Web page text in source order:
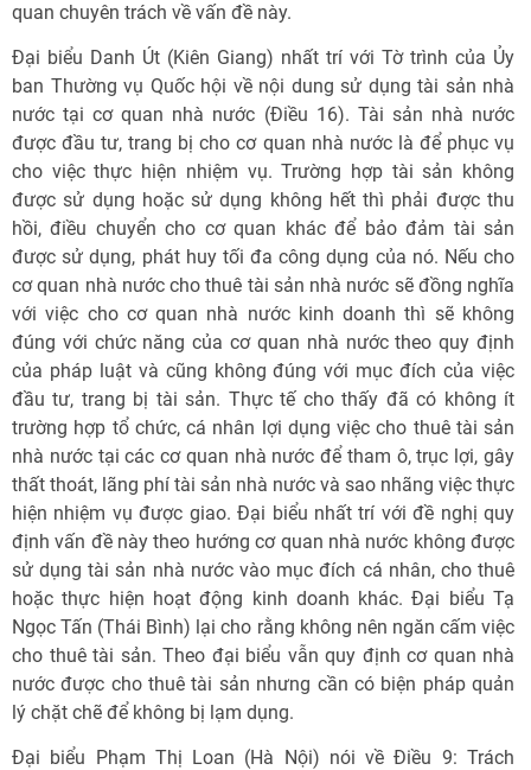
quan chuyên trách về vấn đề này.
Đại biểu Danh Út (Kiên Giang) nhất trí với Tờ trình của Ủy
ban Thường vụ Quốc hội về nội dung sử dụng tài sản nhà
nước tại cơ quan nhà nước (Điều 16). Tài sản nhà nước
được đầu tư, trang bị cho cơ quan nhà nước là để phục vụ
cho việc thực hiện nhiệm vụ. Trường hợp tài sản không
được sử dụng hoặc sử dụng không hết thì phải được thu
hồi, điều chuyển cho cơ quan khác để bảo đảm tài sản
được sử dụng, phát huy tối đa công dụng của nó. Nếu cho
cơ quan nhà nước cho thuê tài sản nhà nước sẽ đồng nghĩa
với việc cho cơ quan nhà nước kinh doanh thì sẽ không
đúng với chức năng của cơ quan nhà nước theo quy định
của pháp luật và cũng không đúng với mục đích của việc
đầu tư, trang bị tài sản. Thực tế cho thấy đã có không ít
trường hợp tổ chức, cá nhân lợi dụng việc cho thuê tài sản
nhà nước tại các cơ quan nhà nước để tham ô, trục lợi, gây
thất thoát, lãng phí tài sản nhà nước và sao nhãng việc thực
hiện nhiệm vụ được giao. Đại biểu nhất trí với đề nghị quy
định vấn đề này theo hướng cơ quan nhà nước không được
sử dụng tài sản nhà nước vào mục đích cá nhân, cho thuê
hoặc thực hiện hoạt động kinh doanh khác. Đại biểu Tạ
Ngọc Tấn (Thái Bình) lại cho rằng không nên ngăn cấm việc
cho thuê tài sản. Theo đại biểu vẫn quy định cơ quan nhà
nước được cho thuê tài sản nhưng cần có biện pháp quản
lý chặt chẽ để không bị lạm dụng.
Đại biểu Phạm Thị Loan (Hà Nội) nói về Điều 9: Trách